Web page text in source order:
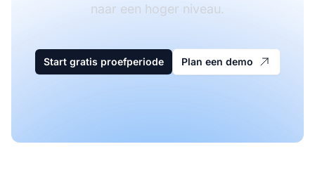
naar een hoger niveau.
Start gratis proefperiode Plan een demo